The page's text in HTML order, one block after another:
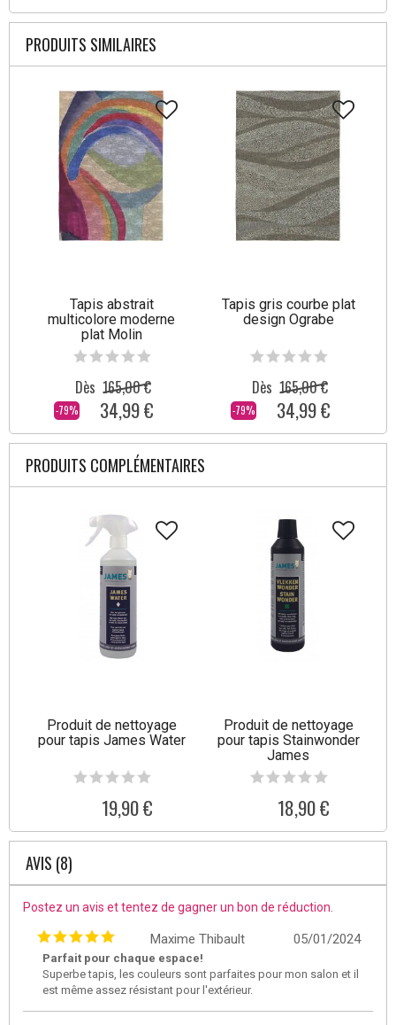
PRODUITS SIMILAIRES
Tapis abstrait
multicolore moderne
plat Molin
-79%
Dès 165,00 €
34,99 €
Tapis gris courbe plat
design Ograbe
-79%
Dès 165,00 €
34,99 €
PRODUITS COMPLÉMENTAIRES
Produit de nettoyage
pour tapis James Water
19,90 €
Produit de nettoyage
pour tapis Stainwonder
James
18,90 €
AVIS (8)
Postez un avis et tentez de gagner un bon de réduction.
05/01/2024
Maxime Thibault
Parfait pour chaque espace!
Superbe tapis, les couleurs sont parfaites pour mon salon et il
est même assez résistant pour l'extérieur.